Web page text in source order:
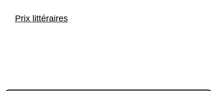
Prix littéraires